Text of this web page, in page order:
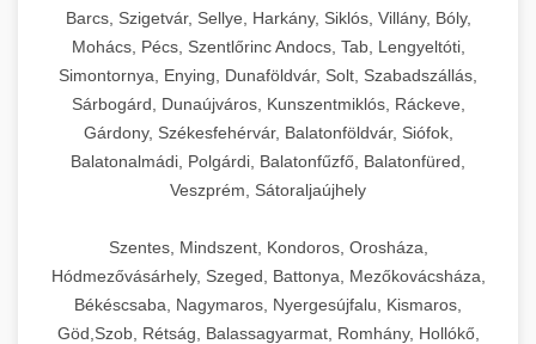
Barcs, Szigetvár, Sellye, Harkány, Siklós, Villány, Bóly,
Mohács, Pécs, Szentlőrinc Andocs, Tab, Lengyeltóti,
Simontornya, Enying, Dunaföldvár, Solt, Szabadszállás,
Sárbogárd, Dunaújváros, Kunszentmiklós, Ráckeve,
Gárdony, Székesfehérvár, Balatonföldvár, Siófok,
Balatonalmádi, Polgárdi, Balatonfűzfő, Balatonfüred,
Veszprém, Sátoraljaújhely
Szentes, Mindszent, Kondoros, Orosháza,
Hódmezővásárhely, Szeged, Battonya, Mezőkovácsháza,
Békéscsaba, Nagymaros, Nyergesújfalu, Kismaros,
Göd,Szob, Rétság, Balassagyarmat, Romhány, Hollókő,